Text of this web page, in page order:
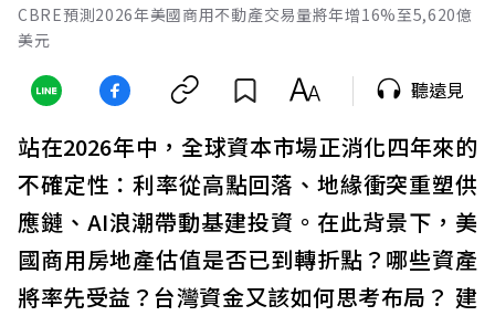
CBRE預測2026年美國商用不動產交易量將年增16%至5,620億
美元
聽遠見
站在2026年中，全球資本市場正消化四年來的
不確定性：利率從高點回落、地緣衝突重塑供
應鏈、AI浪潮帶動基建投資。在此背景下，美
國商用房地產估值是否已到轉折點？哪些資產
將率先受益？台灣資金又該如何思考布局？ 建